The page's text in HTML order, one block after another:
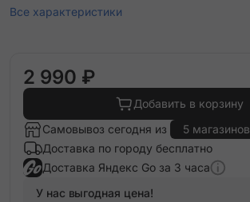
Все характеристики
2 990 ₽
Добавить в корзину
Самовывоз сегодня из
5 магазинов
Доставка по городу бесплатно
Доставка Яндекс Go за 3 часа
У нас выгодная цена!